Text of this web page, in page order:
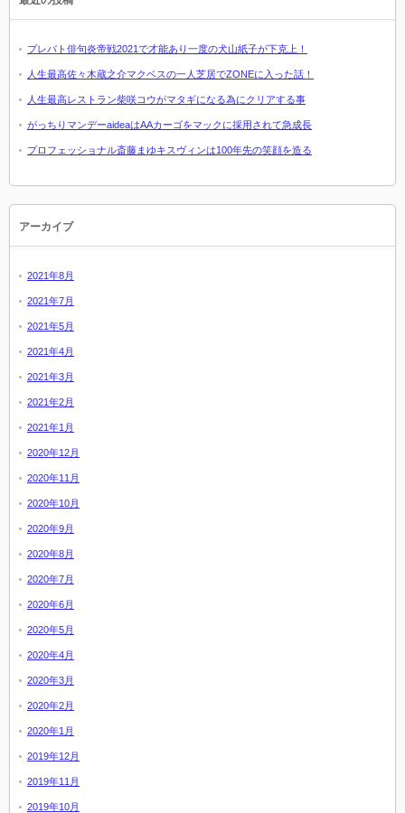
プレバト俳句炎帝戦2021で才能あり一度の犬山紙子が下克上！
人生最高佐々木蔵之介マクベスの一人芝居でZONEに入った話！
人生最高レストラン柴咲コウがマタギになる為にクリアする事
がっちりマンデーaideaはAAカーゴをマックに採用されて急成長
プロフェッショナル斎藤まゆキスヴィンは100年先の笑顔を造る
アーカイブ
2021年8月
2021年7月
2021年5月
2021年4月
2021年3月
2021年2月
2021年1月
2020年12月
2020年11月
2020年10月
2020年9月
2020年8月
2020年7月
2020年6月
2020年5月
2020年4月
2020年3月
2020年2月
2020年1月
2019年12月
2019年11月
2019年10月